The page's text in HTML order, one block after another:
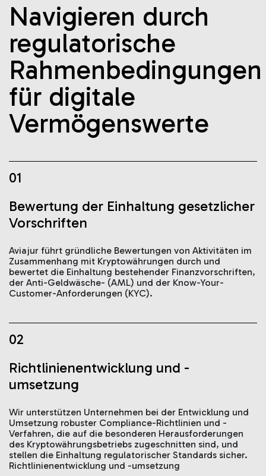
Navigieren durch
regulatorische
Rahmenbedingungen
für digitale
Vermögenswerte
01
Bewertung der Einhaltung gesetzlicher
Vorschriften
Aviajur führt gründliche Bewertungen von Aktivitäten im
Zusammenhang mit Kryptowährungen durch und
bewertet die Einhaltung bestehender Finanzvorschriften,
der Anti-Geldwäsche- (AML) und der Know-Your-
Customer-Anforderungen (KYC).
02
Richtlinienentwicklung und -
umsetzung
Wir unterstützen Unternehmen bei der Entwicklung und
Umsetzung robuster Compliance-Richtlinien und -
Verfahren, die auf die besonderen Herausforderungen
des Kryptowährungsbetriebs zugeschnitten sind, und
stellen die Einhaltung regulatorischer Standards sicher.
Richtlinienentwicklung und -umsetzung